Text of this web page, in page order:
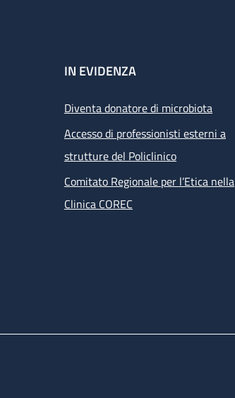
IN EVIDENZA
Diventa donatore di microbiota
Accesso di professionisti esterni a
strutture del Policlinico
Comitato Regionale per l’Etica nella
Clinica COREC